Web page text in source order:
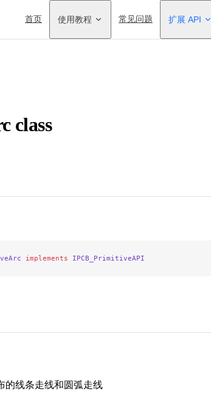
Main Navigation
首页 使用教程 常见问题 扩展 API
class
implements IPCB_PrimitiveAPI
的线条走线和圆弧走线